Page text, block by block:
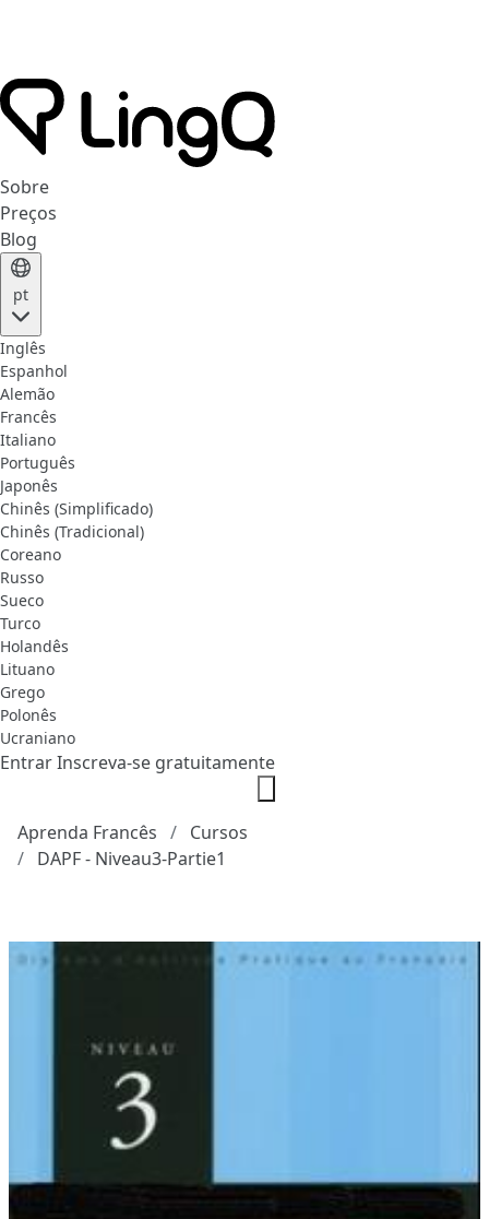
Sobre
Preços
Blog
pt
Inglês
Espanhol
Alemão
Francês
Italiano
Português
Japonês
Chinês (Simplificado)
Chinês (Tradicional)
Coreano
Russo
Sueco
Turco
Holandês
Lituano
Grego
Polonês
Ucraniano
EntrarInscreva-se gratuitamente
Aprenda Francês
Cursos
DAPF - Niveau3-Partie1